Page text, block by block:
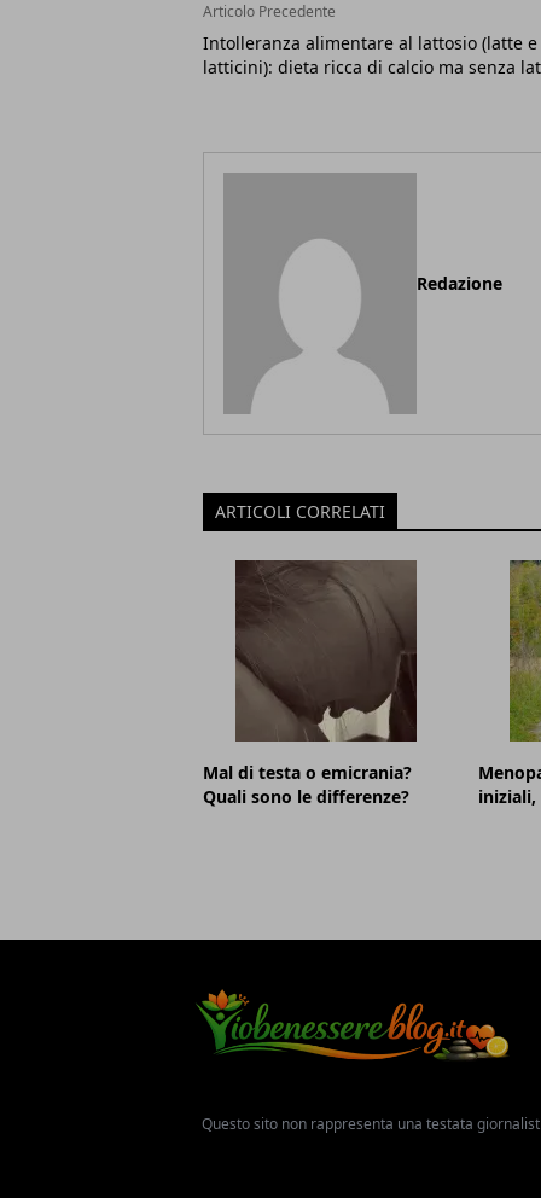
Articolo Precedente
Intolleranza alimentare al lattosio (latte e
latticini): dieta ricca di calcio ma senza
Redazione
ARTICOLI CORRELATI
Mal di testa o emicrania?
Quali sono le differenze?
iniziali,
Questo sito non rappresenta una testata